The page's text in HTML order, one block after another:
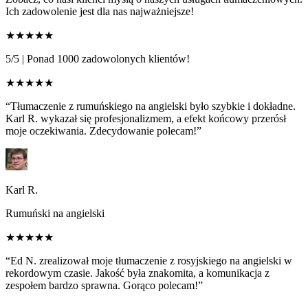
Ich zadowolenie jest dla nas najważniejsze!
★★★★★
5/5 | Ponad 1000 zadowolonych klientów!
★★★★★
“Tłumaczenie z rumuńskiego na angielski było szybkie i dokładne.
Karl R. wykazał się profesjonalizmem, a efekt końcowy przerósł
moje oczekiwania. Zdecydowanie polecam!”
Karl R.
Rumuński na angielski
★★★★★
“Ed N. zrealizował moje tłumaczenie z rosyjskiego na angielski w
rekordowym czasie. Jakość była znakomita, a komunikacja z
zespołem bardzo sprawna. Gorąco polecam!”